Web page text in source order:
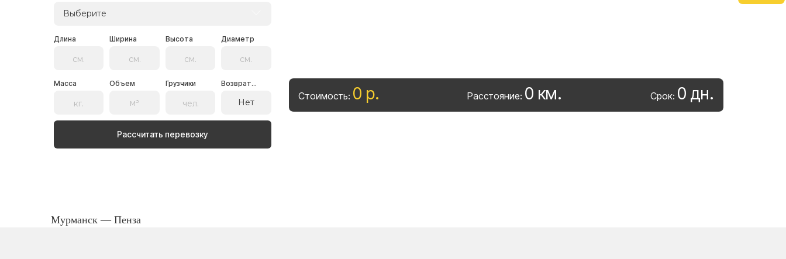
Выберите
Длина Ширина Высота Диаметр
Масса Объем Грузчики Возврат...
Нет
Рассчитать перевозку
Стоимость: 0 р. Расстояние: 0 км. Срок: 0 дн.
Мурманск — Пенза